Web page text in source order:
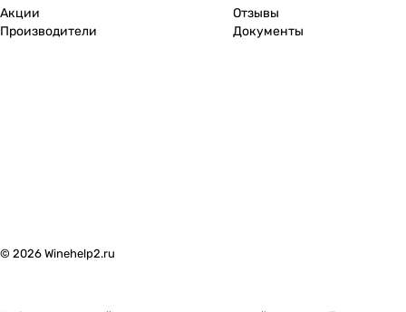
Акции
Производители
Отзывы
Документы
© 2026 Winehelp2.ru